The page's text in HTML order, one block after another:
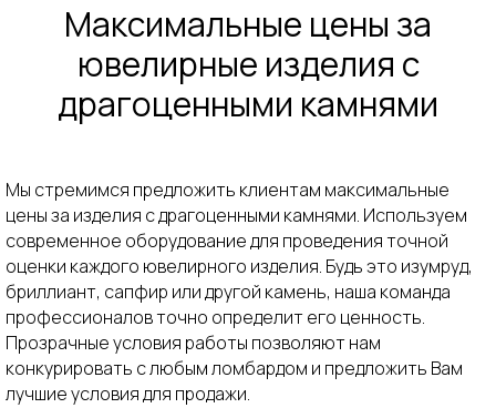
Максимальные цены за
ювелирные изделия с
драгоценными камнями
Мы стремимся предложить клиентам максимальные
цены за изделия с драгоценными камнями. Используем
современное оборудование для проведения точной
оценки каждого ювелирного изделия. Будь это изумруд,
бриллиант, сапфир или другой камень, наша команда
профессионалов точно определит его ценность.
Прозрачные условия работы позволяют нам
конкурировать с любым ломбардом и предложить Вам
лучшие условия для продажи.
Оценим изделие
денежные
средства
моментально
Прием
09:30 до 20:30
Информация
Отсканируйте
специальный код и
получите выгодную оценку